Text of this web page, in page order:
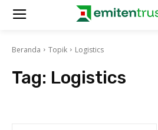
Beranda Topik Logistics
Tag: Logistics